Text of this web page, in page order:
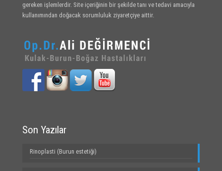
gereken işlemlerdir. Site içeriğinin bir şekilde tanı ve tedavi amacıyla
kullanımından doğacak sorumluluk ziyaretçiye aittir.
Son Yazılar
Rinoplasti (Burun estetiği)